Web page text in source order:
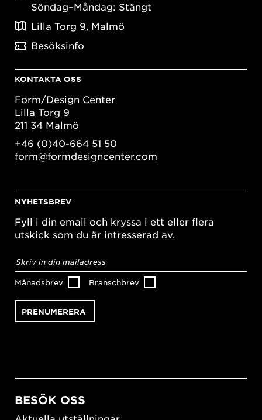
Söndag–Måndag: Stängt
Lilla Torg 9, Malmö
Besöksinfo
KONTAKTA OSS
Form/Design Center
Lilla Torg 9
211 34 Malmö
+46 (0)40-664 51 50
form@formdesigncenter.com
NYHETSBREV
Fyll i din email och kryssa i ett eller flera
utskick som du är intresserad av.
postadress*
Månadsbrev Branschbrev
BESÖK OSS